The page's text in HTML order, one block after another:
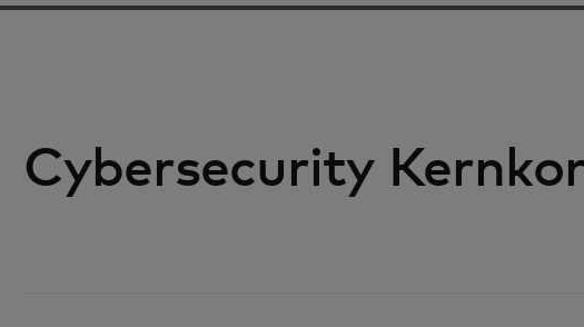
Cybersecurity